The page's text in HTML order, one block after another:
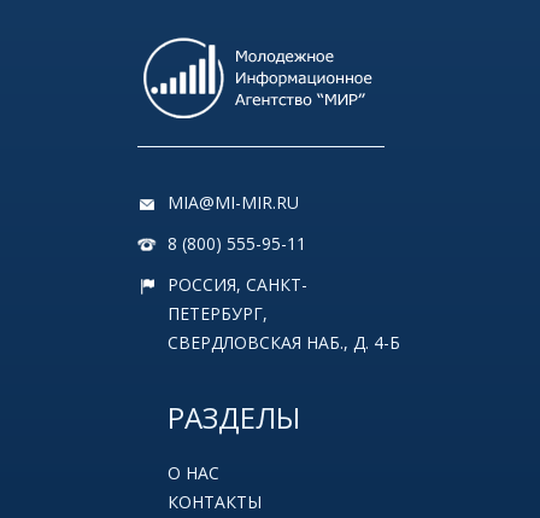
MIA@MI-MIR.RU
8 (800) 555-95-11
РОССИЯ, САНКТ-
ПЕТЕРБУРГ,
СВЕРДЛОВСКАЯ НАБ., Д. 4-Б
РАЗДЕЛЫ
О НАС
КОНТАКТЫ